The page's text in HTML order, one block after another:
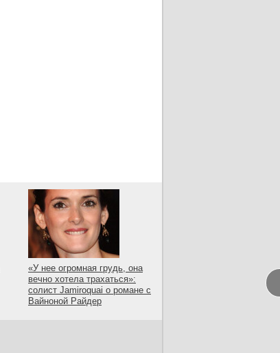
«У нее огромная грудь, она
вечно хотела трахаться»:
солист Jamiroquai о романе с
Вайноной Райдер